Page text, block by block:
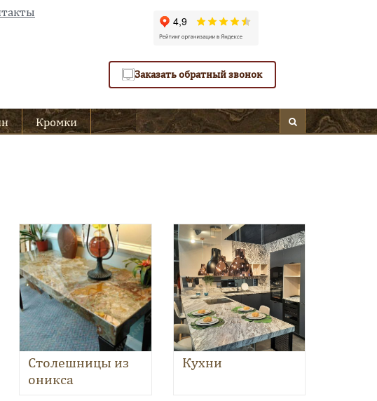
Заказать обратный звонок
Кромки
Столешницы из
оникса
Кухни